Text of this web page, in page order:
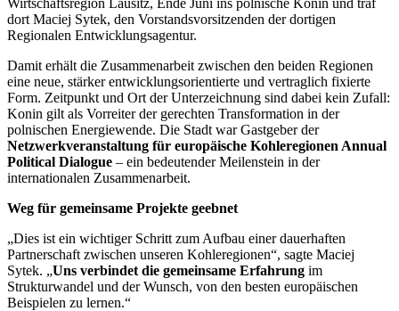
dort Maciej Sytek, den Vorstandsvorsitzenden der dortigen
Regionalen Entwicklungsagentur.
Damit erhält die Zusammenarbeit zwischen den beiden Regionen
eine neue, stärker entwicklungsorientierte und vertraglich fixierte
Form. Zeitpunkt und Ort der Unterzeichnung sind dabei kein Zufall:
Konin gilt als Vorreiter der gerechten Transformation in der
polnischen Energiewende. Die Stadt war Gastgeber der
Netzwerkveranstaltung für europäische Kohleregionen Annual
Political Dialogue – ein bedeutender Meilenstein in der
internationalen Zusammenarbeit.
Weg für gemeinsame Projekte geebnet
„Dies ist ein wichtiger Schritt zum Aufbau einer dauerhaften
Partnerschaft zwischen unseren Kohleregionen“, sagte Maciej
Sytek. „Uns verbindet die gemeinsame Erfahrung im
Strukturwandel und der Wunsch, von den besten europäischen
Beispielen zu lernen.“